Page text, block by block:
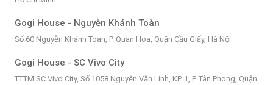
Gogi House - Nguyễn Khánh Toàn
Số 60 Nguyễn Khánh Toàn, P. Quan Hoa, Quận Cầu Giấy, Hà Nội
Gogi House - SC Vivo City
TTTM SC Vivo City, Số 1058 Nguyễn Văn Linh, KP. 1, P. Tân Phong, Quận